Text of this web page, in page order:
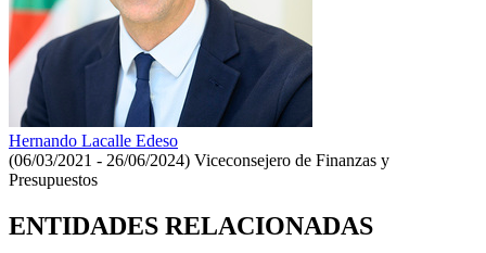
Hernando Lacalle Edeso
(06/03/2021 - 26/06/2024) Viceconsejero de Finanzas y
Presupuestos
ENTIDADES RELACIONADAS